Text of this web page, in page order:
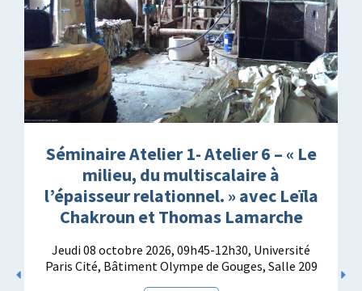
Séminaire Atelier 1- Atelier 6 – « Le
milieu, du multiscalaire à
l’épaisseur relationnel. » avec Leïla
Chakroun et Thomas Lamarche
Jeudi 08 octobre 2026, 09h45-12h30, Université
Paris Cité, Bâtiment Olympe de Gouges, Salle 209